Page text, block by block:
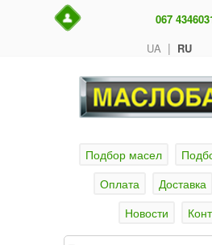
UA | RU
067
Подбор масел
Оплата
Доставка
Новости